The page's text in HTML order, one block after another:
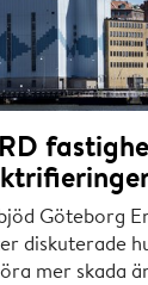
Göteborg
diskuterade
mer skada